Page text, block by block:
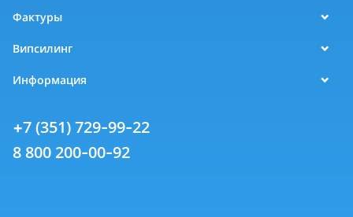
Фактуры
Випсилинг
Информация
+7 (351) 729-99-22
8 800 200-00-92